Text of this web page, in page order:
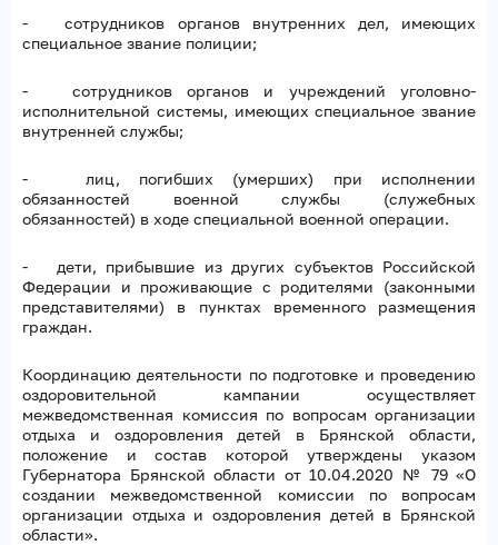
- сотрудников органов внутренних дел, имеющих
специальное звание полиции;
- сотрудников органов и учреждений уголовно-
исполнительной системы, имеющих специальное звание
внутренней службы;
- лиц, погибших (умерших) при исполнении
обязанностей военной службы (служебных
обязанностей) в ходе специальной военной операции.
- дети, прибывшие из других субъектов Российской
Федерации и проживающие с родителями (законными
представителями) в пунктах временного размещения
граждан.
Координацию деятельности по подготовке и проведению
оздоровительной кампании осуществляет
межведомственная комиссия по вопросам организации
отдыха и оздоровления детей в Брянской области,
положение и состав которой утверждены указом
Губернатора Брянской области от 10.04.2020 № 79 «О
создании межведомственной комиссии по вопросам
организации отдыха и оздоровления детей в Брянской
области».